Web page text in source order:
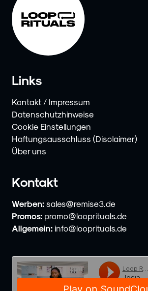
Links
Kontakt / Impressum
Datenschutzhinweise
Cookie Einstellungen
Haftungsausschluss (Disclaimer)
Über uns
Kontakt
Werben: sales@remise3.de
Promos: promo@looprituals.de
Allgemein: info@looprituals.de